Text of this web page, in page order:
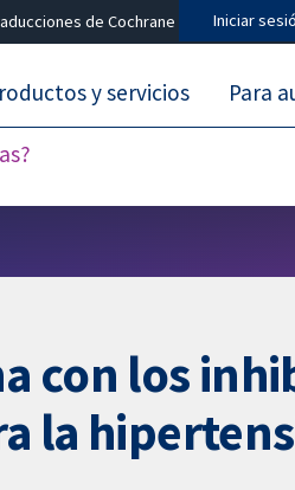
de Cochrane Iniciar
y servicios Para
con los
la